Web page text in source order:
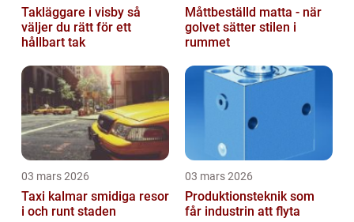
Takläggare i visby så
väljer du rätt för ett
hållbart tak
Måttbeställd matta - när
golvet sätter stilen i
rummet
03 mars 2026
Taxi kalmar smidiga resor
i och runt staden
03 mars 2026
Produktionsteknik som
får industrin att flyta